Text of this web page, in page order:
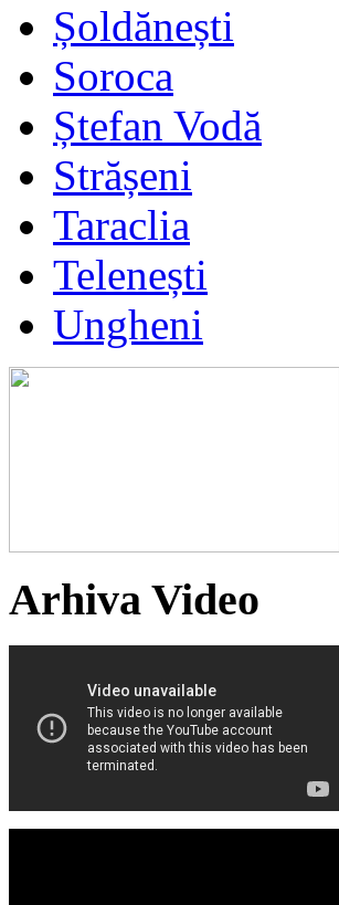
Șoldănești
Soroca
Ștefan Vodă
Strășeni
Taraclia
Telenești
Ungheni
Arhiva Video